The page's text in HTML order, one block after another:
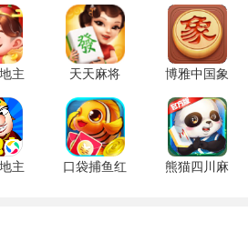
辅助，让玩家更加轻松地取胜。
常好玩且充满挑战的赢话费游戏。
还是老手，都能在这款游戏中找到
主
卓
天天麻将
2.2.5 安卓
版
博雅中国象
棋 4.3.1 安
卓版
主
口袋捕鱼红
熊猫四川麻